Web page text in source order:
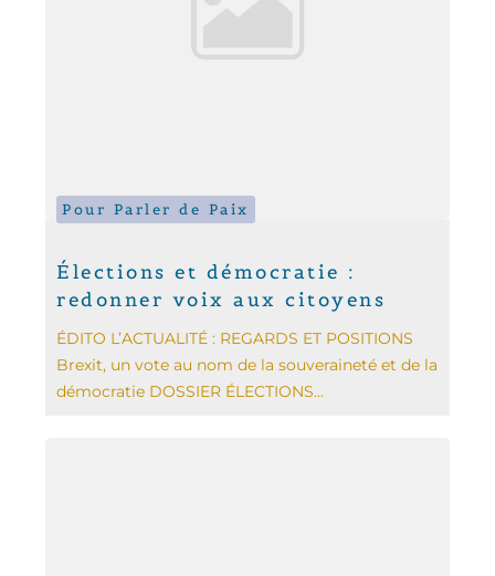
Pour Parler de Paix
Élections et démocratie :
redonner voix aux citoyens
ÉDITO L’ACTUALITÉ : REGARDS ET POSITIONS
Brexit, un vote au nom de la souveraineté et de la
démocratie DOSSIER ÉLECTIONS...